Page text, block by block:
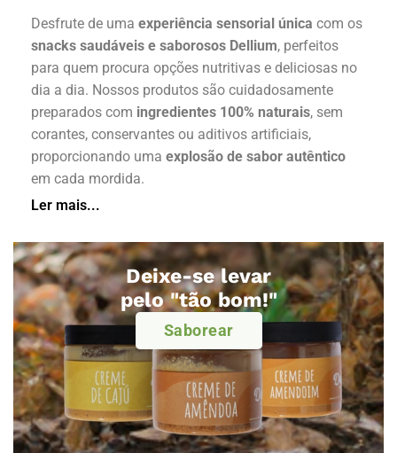
Desfrute de uma experiência sensorial única com os
snacks saudáveis e saborosos Dellium, perfeitos
para quem procura opções nutritivas e deliciosas no
dia a dia. Nossos produtos são cuidadosamente
preparados com ingredientes 100% naturais, sem
corantes, conservantes ou aditivos artificiais,
proporcionando uma explosão de sabor autêntico
em cada mordida.
Ler mais...
Saborear
Deixe-se levar
pelo "tão bom!"